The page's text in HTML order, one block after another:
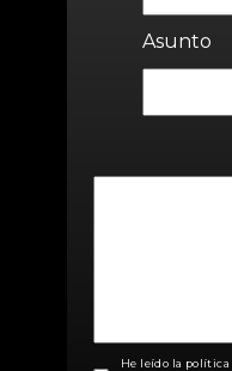
Asunto
He leído la